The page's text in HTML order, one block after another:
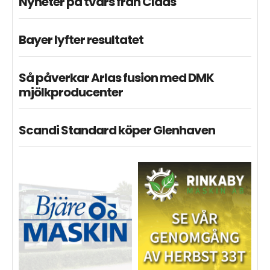
Bayer lyfter resultatet
Så påverkar Arlas fusion med DMK
mjölkproducenter
Scandi Standard köper Glenhaven